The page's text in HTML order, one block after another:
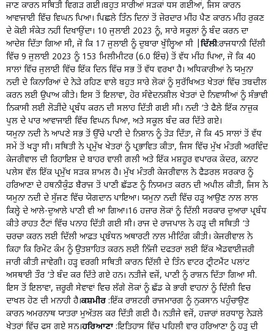
ਜਾਣ ਕਾਰਨ ਸਥਿਤੀ ਵਿਗੜ ਗਈ।ਬਹੁਤ ਸਾਰੀਆਂ ਸੜਕਾਂ ਧਸ ਗਈਆਂ, ਜਿਸ ਕਾਰਨ
ਆਵਾਜਾਈ ਵਿੱਚ ਵਿਘਨ ਪਿਆ। ਪਿਛਲੇ ਤਿੰਨ ਦਿਨਾਂ ਤੋਂ ਜ਼ੋਰਦਾਰ ਮੀਂਹ ਪੈਣ ਕਾਰਨ ਮੀਂਹ ਰੁਕਣ
ਦੇ ਕੋਈ ਸੰਕੇਤ ਨਹੀਂ ਦਿਖਾਉਂਦਾ। 10 ਜੁਲਾਈ 2023 ਨੂੰ, ਸਾਰੇ ਸਕੂਲਾਂ ਨੂੰ ਬੰਦ ਕਰਨ ਦਾ
ਆਦੇਸ਼ ਦਿੱਤਾ ਗਿਆ ਸੀ, ਜੋ ਕਿ 17 ਜੁਲਾਈ ਨੂੰ ਦੁਬਾਰਾ ਖੁੱਲ੍ਹਿਆ ਸੀ | ਦਿੱਲੀ:ਰਾਜਧਾਨੀ ਦਿੱਲੀ
ਵਿੱਚ 9 ਜੁਲਾਈ 2023 ਨੂੰ 153 ਮਿਲੀਮੀਟਰ (6.0 ਇੰਚ) ਤੋਂ ਵੱਧ ਮੀਂਹ ਪਿਆ, ਜੋ ਕਿ 40
ਸਾਲਾਂ ਵਿੱਚ ਜੁਲਾਈ ਵਿੱਚ ਇੱਕ ਦਿਨ ਵਿੱਚ ਸਭ ਤੋਂ ਵੱਧ ਵਰਖਾ ਹੈ। ਅਧਿਕਾਰੀਆਂ ਨੇ ਯਮੁਨਾ
ਨਦੀ ਦੇ ਕਿਨਾਰਿਆਂ ਦੇ ਨੇੜੇ ਰਹਿਣ ਵਾਲੇ ਬਹੁਤ ਸਾਰੇ ਲੋਕਾਂ ਨੂੰ ਸੁਰੱਖਿਅਤ ਖੇਤਰਾਂ ਵਿੱਚ ਤਬਦੀਲ
ਕਰਨ ਲਈ ਉਪਾਅ ਕੀਤੇ। ਇਸ ਤੋਂ ਇਲਾਵਾ, ਹੋਰ ਸੰਵੇਦਨਸ਼ੀਲ ਖੇਤਰਾਂ ਦੇ ਨਿਵਾਸੀਆਂ ਨੂੰ ਸੰਭਾਵੀ
ਨਿਕਾਸੀ ਲਈ ਲੋੜੀਂਦੇ ਪ੍ਰਬੰਧ ਕਰਨ ਦੀ ਸਲਾਹ ਦਿੱਤੀ ਗਈ ਸੀ। ਨਦੀ ‘ਤੇ ਫੈਲੇ ਇੱਕ ਨਾਜ਼ੁਕ
ਪੁਲ ਦੇ ਪਾਰ ਆਵਾਜਾਈ ਵਿੱਚ ਵਿਘਨ ਪਿਆ, ਅਤੇ ਸਕੂਲ ਬੰਦ ਕਰ ਦਿੱਤੇ ਗਏ।
ਯਮੁਨਾ ਨਦੀ ਨੇ ਆਪਣੇ ਸਭ ਤੋਂ ਉੱਚੇ ਪਾਣੀ ਦੇ ਨਿਸ਼ਾਨ ਨੂੰ ਤੋੜ ਦਿੱਤਾ, ਜੋ ਕਿ 45 ਸਾਲਾਂ ਤੋਂ ਵੱਧ
ਸਮੇਂ ਤੋਂ ਖੜ੍ਹਾ ਸੀ। ਸਥਿਤੀ ਨੇ ਪ੍ਰਮੁੱਖ ਖੇਤਰਾਂ ਨੂੰ ਪ੍ਰਭਾਵਿਤ ਕੀਤਾ, ਜਿਸ ਵਿੱਚ ਮੁੱਖ ਮੰਤਰੀ ਅਰਵਿੰਦ
ਕੇਜਰੀਵਾਲ ਦੀ ਰਿਹਾਇਸ਼ ਦੇ ਬਾਹਰ ਵਾਲੀ ਗਲੀ ਅਤੇ ਇੱਕ ਮਸ਼ਹੂਰ ਵਪਾਰਕ ਕੇਂਦਰ, ਕਨਾਟ
ਪਲੇਸ ਵੱਲ ਇੱਕ ਪ੍ਰਮੁੱਖ ਸੜਕ ਸ਼ਾਮਲ ਹੈ। ਮੁੱਖ ਮੰਤਰੀ ਕੇਜਰੀਵਾਲ ਨੇ ਫੈਡਰਲ ਸਰਕਾਰ ਨੂੰ
ਹਰਿਆਣਾ ਦੇ ਹਥਨੀਕੁੰਡ ਬੈਰਾਜ ਤੋਂ ਪਾਣੀ ਛੱਡਣ ਨੂੰ ਨਿਯਮਤ ਕਰਨ ਦੀ ਅਪੀਲ ਕੀਤੀ, ਜਿਸ ਨੇ
ਯਮੁਨਾ ਨਦੀ ਦੇ ਸੁੱਜਣ ਵਿੱਚ ਯੋਗਦਾਨ ਪਾਇਆ। ਯਮੁਨਾ ਨਦੀ ਵਿੱਚ ਹੜ੍ਹ ਆਉਣ ਨਾਲ ਲਾਲ
ਕਿਲ੍ਹੇ ਦੇ ਆਲੇ-ਦੁਆਲੇ ਪਾਣੀ ਵੀ ਆ ਗਿਆ।16 ਹਜ਼ਾਰ ਲੋਕਾਂ ਨੂੰ ਦਿੱਲੀ ਸਰਕਾਰ ਦੁਆਰਾ ਪ੍ਰਬੰਧ
ਕੀਤੇ ਰਾਹਤ ਟੈਂਟਾਂ ਵਿੱਚ ਪਨਾਹ ਦਿੱਤੀ ਗਈ ਸੀ। ਰਾਜ ਦੇ ਰਾਜਪਾਲ ਨੇ ਹੜ੍ਹ ਦੀ ਸਥਿਤੀ ‘ਤੇ
ਚਰਚਾ ਕਰਨ ਲਈ ਦਿੱਲੀ ਆਫ਼ਤ ਪ੍ਰਬੰਧਨ ਅਥਾਰਟੀ ਨਾਲ ਮੀਟਿੰਗ ਕੀਤੀ। ਕੇਜਰੀਵਾਲ ਨੇ
ਕਿਹਾ ਕਿ ਰਿਮੋਟ ਕੰਮ ਨੂੰ ਉਤਸ਼ਾਹਿਤ ਕਰਨ ਲਈ ਨਿੱਜੀ ਦਫਤਰਾਂ ਲਈ ਇੱਕ ਐਡਵਾਈਜ਼ਰੀ
ਜਾਰੀ ਕੀਤੀ ਜਾਵੇਗੀ। ਹੜ੍ਹ ਵਰਗੀ ਸਥਿਤੀ ਕਾਰਨ ਦਿੱਲੀ ਦੇ ਤਿੰਨ ਵਾਟਰ ਟ੍ਰੀਟਮੈਂਟ ਪਲਾਂਟ
ਅਸਥਾਈ ਤੌਰ ‘ਤੇ ਬੰਦ ਕਰ ਦਿੱਤੇ ਗਏ ਹਨ। ਨਤੀਜੇ ਵਜੋਂ, ਪਾਣੀ ਨੂੰ ਰਾਸ਼ਨ ਦਿੱਤਾ ਗਿਆ ਸੀ.
ਇਸ ਤੋਂ ਇਲਾਵਾ, ਜ਼ਰੂਰੀ ਸੇਵਾਵਾਂ ਵਿਚ ਲੱਗੇ ਲੋਕਾਂ ਨੂੰ ਛੱਡ ਕੇ ਭਾਰੀ ਵਾਹਨਾਂ ਨੂੰ ਦਿੱਲੀ ਵਿਚ
ਦਾਖਲ ਹੋਣ ਦੀ ਮਨਾਹੀ ਹੈ।ਕਸ਼ਮੀਰ :ਇੱਕ ਰਾਸ਼ਟਰੀ ਰਾਜਮਾਰਗ ਨੂੰ ਨੁਕਸਾਨ ਪਹੁੰਚਾਉਣ
ਕਾਰਨ ਅਮਰਨਾਥ ਯਾਤਰਾ ਮੁਅੱਤਲ ਕਰ ਦਿੱਤੀ ਗਈ ਹੈ। ਨਤੀਜੇ ਵਜੋਂ, ਹਜ਼ਾਰਾਂ ਸ਼ਰਧਾਲੂ ਨੇੜਲੇ
ਖੇਤਰਾਂ ਵਿੱਚ ਫਸ ਗਏ ਸਨ।ਹਰਿਆਣਾ :ਇਤਿਹਾਸ ਵਿੱਚ ਪਹਿਲੀ ਵਾਰ ਹਰਿਆਣਾ ਨੂੰ ਹੜ੍ਹ ਦੀ